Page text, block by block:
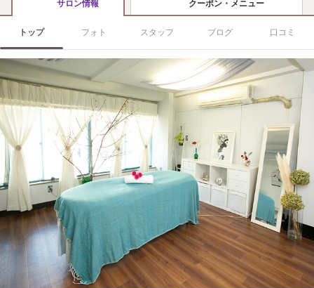
サロン情報 クーポン・メニュー
トップ フォト スタッフ ブログ 口コミ